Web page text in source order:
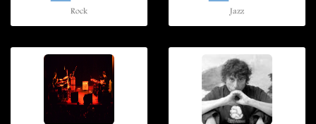
Rock
Jazz